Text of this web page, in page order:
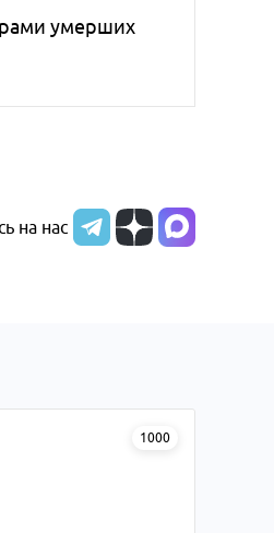
умерших
на нас
1000